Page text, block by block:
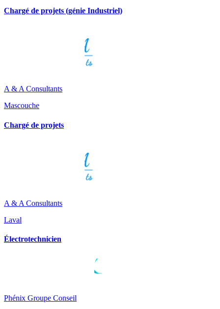
Chargé de projets (génie Industriel)
A & A Consultants
Mascouche
Chargé de projets
A & A Consultants
Laval
Électrotechnicien
Phénix Groupe Conseil